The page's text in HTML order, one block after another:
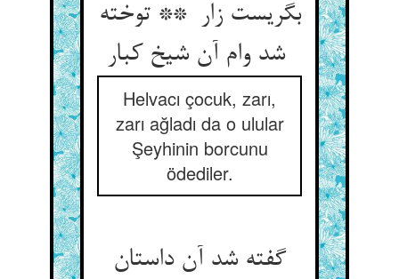
بگریست زار ** توخته
شد وام آن شیخ کبار
Helvacı çocuk, zarı,
zarı ağladı da o ulular
Şeyhinin borcunu
ödediler.
گفته شد آن داستان